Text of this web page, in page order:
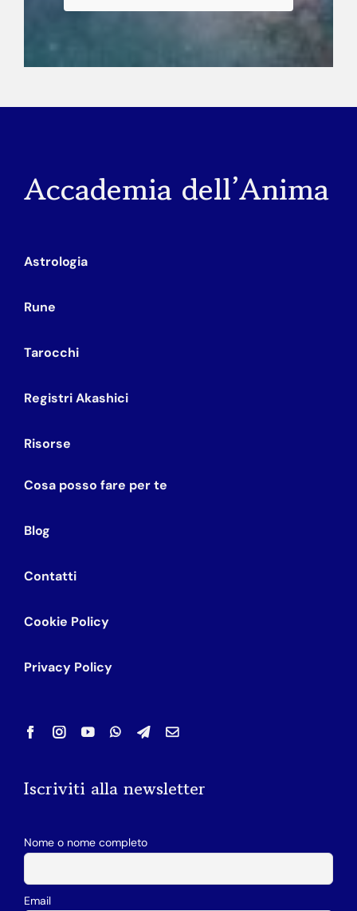
Accademia dell’Anima
Astrologia
Rune
Tarocchi
Registri Akashici
Risorse
Cosa posso fare per te
Blog
Contatti
Cookie Policy
Privacy Policy
Iscriviti alla newsletter
Nome o nome completo
Email